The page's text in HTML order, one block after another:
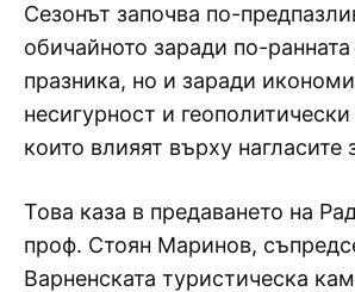
Сезонът започва по-
обичайното заради по-ранната
празника, но и заради
несигурност и
които влияят върху нагласите
Това каза в предаването на
проф. Стоян Маринов,
Варненската туристическа